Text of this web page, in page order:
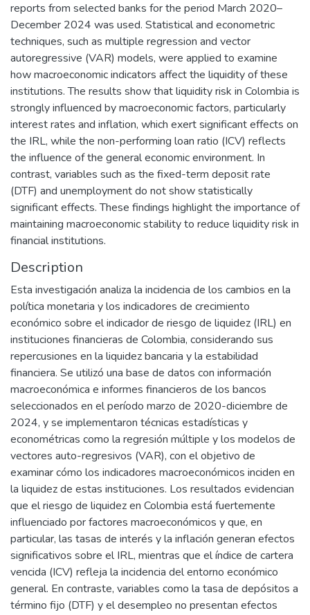
reports from selected banks for the period March 2020–
December 2024 was used. Statistical and econometric
techniques, such as multiple regression and vector
autoregressive (VAR) models, were applied to examine
how macroeconomic indicators affect the liquidity of these
institutions. The results show that liquidity risk in Colombia is
strongly influenced by macroeconomic factors, particularly
interest rates and inflation, which exert significant effects on
the IRL, while the non-performing loan ratio (ICV) reflects
the influence of the general economic environment. In
contrast, variables such as the fixed-term deposit rate
(DTF) and unemployment do not show statistically
significant effects. These findings highlight the importance of
maintaining macroeconomic stability to reduce liquidity risk in
financial institutions.
Description
Esta investigación analiza la incidencia de los cambios en la
política monetaria y los indicadores de crecimiento
económico sobre el indicador de riesgo de liquidez (IRL) en
instituciones financieras de Colombia, considerando sus
repercusiones en la liquidez bancaria y la estabilidad
financiera. Se utilizó una base de datos con información
macroeconómica e informes financieros de los bancos
seleccionados en el período marzo de 2020-diciembre de
2024, y se implementaron técnicas estadísticas y
econométricas como la regresión múltiple y los modelos de
vectores auto-regresivos (VAR), con el objetivo de
examinar cómo los indicadores macroeconómicos inciden en
la liquidez de estas instituciones. Los resultados evidencian
que el riesgo de liquidez en Colombia está fuertemente
influenciado por factores macroeconómicos y que, en
particular, las tasas de interés y la inflación generan efectos
significativos sobre el IRL, mientras que el índice de cartera
vencida (ICV) refleja la incidencia del entorno económico
general. En contraste, variables como la tasa de depósitos a
término fijo (DTF) y el desempleo no presentan efectos